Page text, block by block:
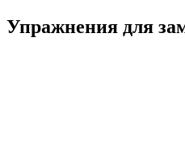
Упражнения для